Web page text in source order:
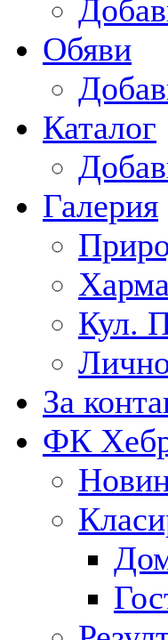
Обяви
Каталог
Галерия
Кул.
За
ФК